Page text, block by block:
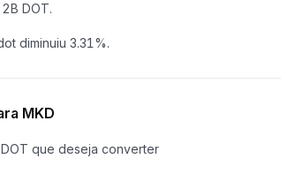
DOT.
diminuiu 3.31%.
MKD
que deseja converter